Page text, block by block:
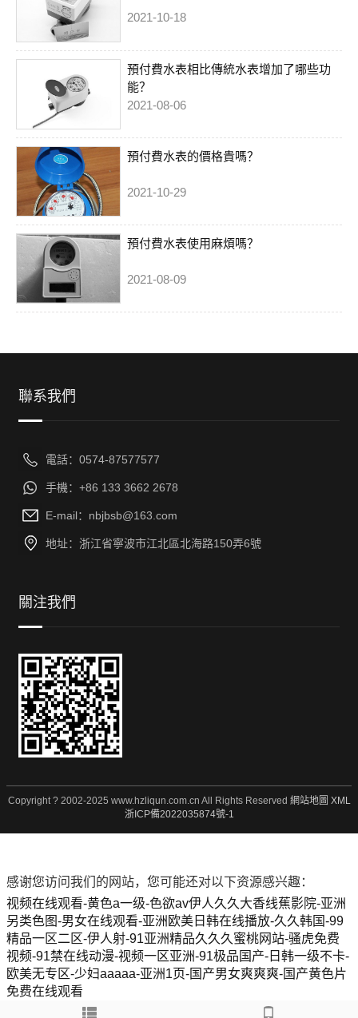
2021-10-18
預付費水表相比傳統水表增加了哪些功
能？
2021-08-06
預付費水表的價格貴嗎？
2021-10-29
預付費水表使用麻煩嗎？
2021-08-09
聯系我們
電話：0574-87577577
手機：+86 133 3662 2678
E-mail：nbjbsb@163.com
地址：浙江省寧波市江北區北海路150弄6號
關注我們
Copyright ? 2002-2025 www.hzliqun.com.cn All Rights Reserved 網站地圖 XML
浙ICP備2022035874號-1
感谢您访问我们的网站，您可能还对以下资源感兴趣：
视频在线观看-黄色a一级-色欲av伊人久久大香线蕉影院-亚洲
另类色图-男女在线观看-亚洲欧美日韩在线播放-久久韩国-99
精品一区二区-伊人射-91亚洲精品久久久蜜桃网站-骚虎免费
视频-91禁在线动漫-视频一区亚洲-91极品国产-日韩一级不卡-
欧美无专区-少妇aaaaa-亚洲1页-国产男女爽爽爽-国产黄色片
免费在线观看